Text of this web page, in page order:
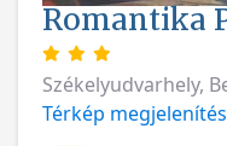
Romantika
Székelyudvarhely,
Térkép